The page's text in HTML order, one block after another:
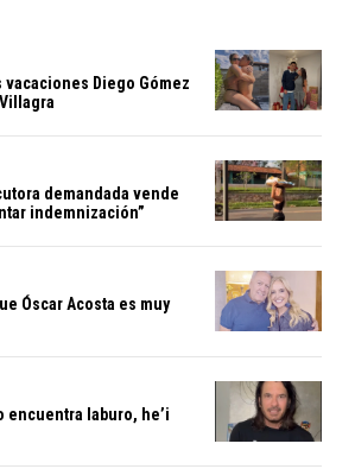
Diego Gómez
demandada vende
indemnización”
Óscar Acosta es muy
encuentra laburo, he’i